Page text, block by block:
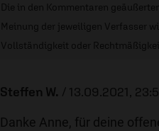
Die in den Kommentaren
Meinung der jeweiligen Verfasser
Vollständigkeit oder
Steffen W. / 13.09.2021,
Danke Anne, für deine